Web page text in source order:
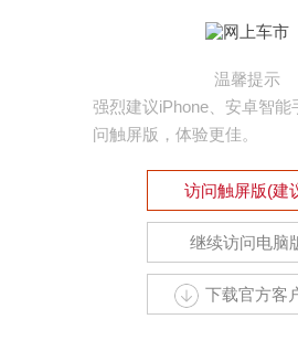
温馨提示
强烈建议iPhone、安卓智能
问触屏版，体验更佳。
访问触屏版(建
继续访问电脑
下载官方客